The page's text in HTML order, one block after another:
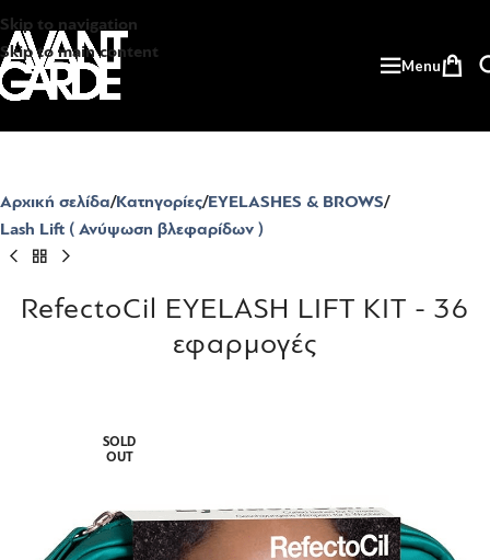
Skip to navigation
Skip to main content
Menu
Αρχική σελίδα Κατηγορίες EYELASHES & BROWS
Lash Lift ( Ανύψωση βλεφαρίδων )
RefectoCil EYELASH LIFT KIT - 36
εφαρμογές
SOLD
OUT